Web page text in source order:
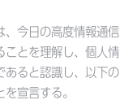
、今日の高度情報通信
ことを理解し、個人情
あると認識し、以下の
宣言する。